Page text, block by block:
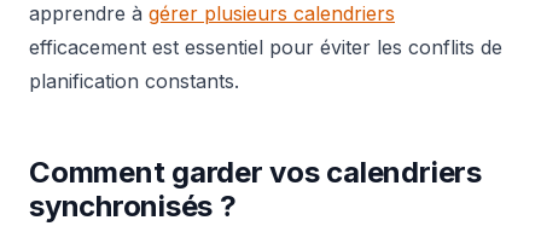
apprendre à gérer plusieurs calendriers
efficacement est essentiel pour éviter les conflits de
planification constants.
Comment garder vos calendriers
synchronisés ?